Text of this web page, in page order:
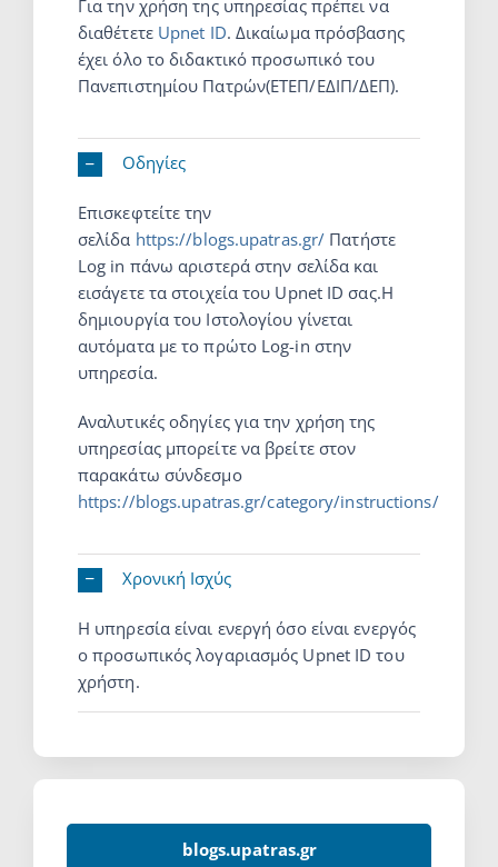
Για την χρήση της υπηρεσίας πρέπει να
διαθέτετε Upnet ID. Δικαίωμα πρόσβασης
έχει όλο το διδακτικό προσωπικό του
Πανεπιστημίου Πατρών(ΕΤΕΠ/ΕΔΙΠ/ΔΕΠ).
Οδηγίες
Επισκεφτείτε την
σελίδα https://blogs.upatras.gr/ Πατήστε
Log in πάνω αριστερά στην σελίδα και
εισάγετε τα στοιχεία του Upnet ID σας.Η
δημιουργία του Ιστολογίου γίνεται
αυτόματα με το πρώτο Log-in στην
υπηρεσία.
Αναλυτικές οδηγίες για την χρήση της
υπηρεσίας μπορείτε να βρείτε στον
παρακάτω σύνδεσμο
https://blogs.upatras.gr/category/instructions/
Χρονική Ισχύς
Η υπηρεσία είναι ενεργή όσο είναι ενεργός
ο προσωπικός λογαριασμός Upnet ID του
χρήστη.
blogs.upatras.gr